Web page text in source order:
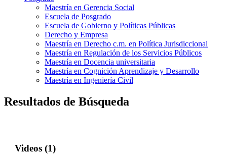
Maestría en Gerencia Social
Escuela de Posgrado
Escuela de Gobierno y Políticas Públicas
Derecho y Empresa
Maestría en Derecho c.m. en Política Jurisdiccional
Maestría en Regulación de los Servicios Públicos
Maestría en Docencia universitaria
Maestría en Cognición Aprendizaje y Desarrollo
Maestría en Ingeniería Civil
Resultados de Búsqueda
Videos (1)